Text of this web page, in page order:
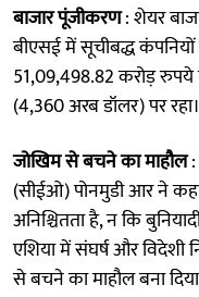
बाजार पूंजीकरण: शेयर
बीएसई में सूचीबद्ध
51,09,498.82 करोड़
(4,360 अरब डॉलर) पर रहा।
जोखिम से बचने का माहौल:
(सीईओ) पोनमुडी आर ने
अनिश्चितता है, न कि
एशिया में संघर्ष और विदेशी
से बचने का माहौल बना दिया